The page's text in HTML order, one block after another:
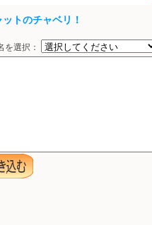
トのチャベリ！
を選択：